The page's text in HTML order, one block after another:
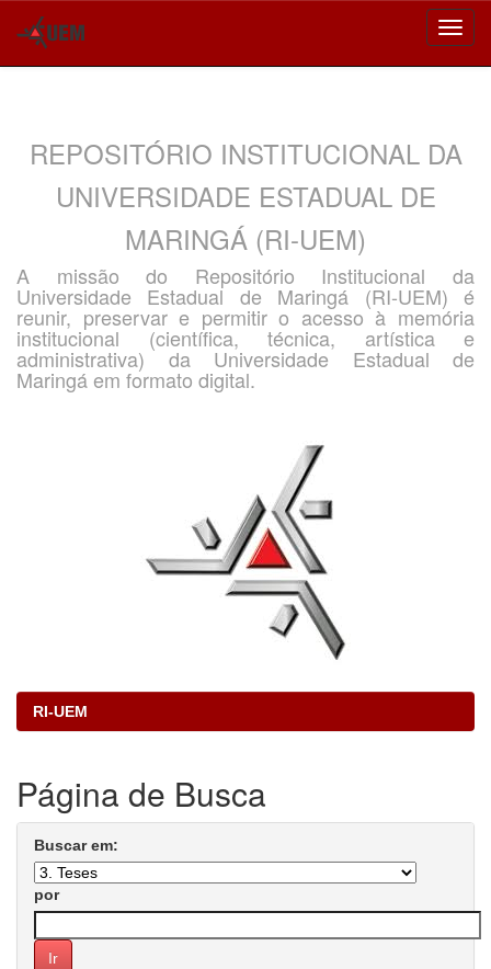
REPOSITÓRIO INSTITUCIONAL DA
UNIVERSIDADE ESTADUAL DE
MARINGÁ (RI-UEM)
A missão do Repositório Institucional da
Universidade Estadual de Maringá (RI-UEM) é
reunir, preservar e permitir o acesso à memória
institucional (científica, técnica, artística e
administrativa) da Universidade Estadual de
Maringá em formato digital.
RI-UEM
Página de Busca
Buscar em:
por